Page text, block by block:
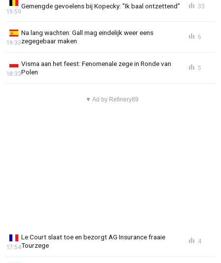
Gemengde gevoelens bij Kopecky: "Ik baal ontzettend"
19:59
33
Na lang wachten: Gall mag eindelijk weer eens
zegegebaar maken
19:33
6
Visma aan het feest: Fenomenale zege in Ronde van
Polen
18:33
5
▼ Ad by Refinery89
Le Court slaat toe en bezorgt AG Insurance fraaie
Tourzege
17:54
4